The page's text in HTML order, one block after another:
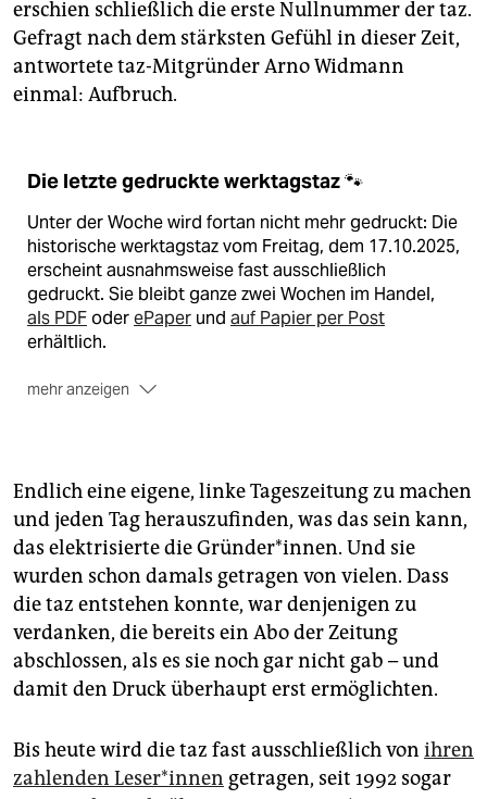
erschien schließlich die erste Nullnummer der taz.
Gefragt nach dem stärksten Gefühl in dieser Zeit,
antwortete taz-Mitgründer Arno Widmann
einmal: Aufbruch.
Die letzte gedruckte werktagstaz 🐾
Unter der Woche wird fortan nicht mehr gedruckt: Die
historische werktagstaz vom Freitag, dem 17.10.2025,
erscheint ausnahmsweise fast ausschließlich
gedruckt. Sie bleibt ganze zwei Wochen im Handel,
als PDFoderePaper und auf Papier per Post
erhältlich.
mehr anzeigen
Francesca Melandiri, Christof Meueler, Feridun
Zaimoglu
, ein Dreiergespräch von Annett Gröschner,
Peggy Mädler und Wenke Seemann,den
abgeschlossenen Fortsetzungroman „Spionin der
Redaktion“ u.v.m.
Alles zur Seitenwende
Endlich eine eigene, linke Tageszeitung zu machen
und jeden Tag herauszufinden, was das sein kann,
das elektrisierte die Gründer*innen. Und sie
wurden schon damals getragen von vielen. Dass
die taz entstehen konnte, war denjenigen zu
verdanken, die bereits ein Abo der Zeitung
abschlossen, als es sie noch gar nicht gab – und
damit den Druck überhaupt erst ermöglichten.
Bis heute wird die taz fast ausschließlich von ihren
zahlenden Le­se­r*in­nen getragen, seit 1992 sogar